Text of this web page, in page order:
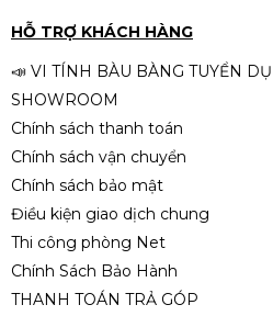
(Asus)
HỖ TRỢ KHÁCH HÀNG
📣 VI TÍNH BÀU BÀNG TUYỂN
SHOWROOM
Chính sách thanh toán
Chính sách vận chuyển
Chính sách bảo mật
Điều kiện giao dịch chung
Thi công phòng Net
Chính Sách Bảo Hành
THANH TOÁN TRẢ GÓP